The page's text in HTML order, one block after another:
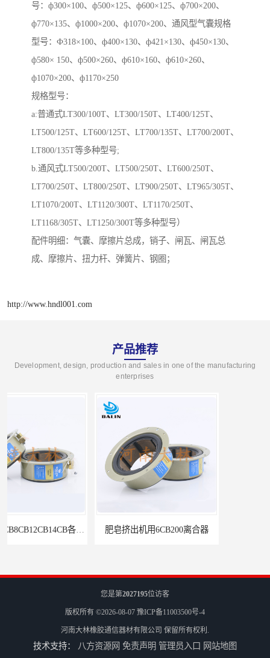
号：ф300×100、ф500×125、ф600×125、ф700×200、
ф770×135、ф1000×200、ф1070×200、通风型气囊规格
型号：Ф318×100、ф400×130、ф421×130、ф450×130、
ф580× 150、ф500×260、ф610×160、ф610×260、
ф1070×200、ф1170×250
规格型号：
a:普通式LT300/100T、LT300/150T、LT400/125T、
LT500/125T、LT600/125T、LT700/135T、LT700/200T、
LT800/135T等多种型号;
b.通风式LT500/200T、LT500/250T、LT600/250T、
LT700/250T、LT800/250T、LT900/250T、LT965/305T、
LT1070/200T、LT1120/300T、LT1170/250T、
LT1168/305T、LT1250/300T等多种型号）
配件明细：气囊、摩擦片总成，销子、闸瓦、闸瓦总
成、摩擦片、扭力杆、弹簧片、钢圈；
http://www.hndl001.com
产品推荐
Development, design, production and sales in one of the manufacturing
enterprises
肥皂挤出机用6CB200离合器 冷镦机刹车6CB,8CB,12CB,18CB
您是第2027195位访客
版权所有 ©2026-08-07 豫ICP备11003500号-4
河南大林橡胶通信器材有限公司 保留所有权利.
技术支持： 八方资源网 免责声明 管理员入口 网站地图